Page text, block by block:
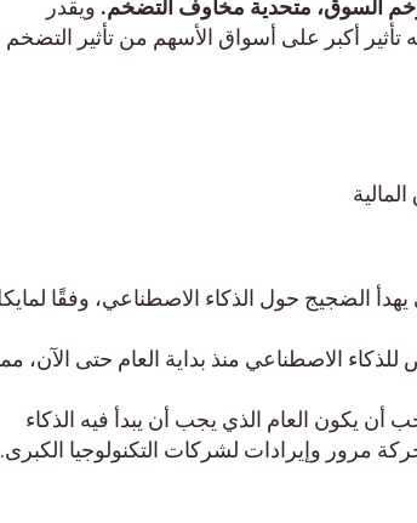
السوق، متحدية مخاوف التضخم.ويقدر
أكبر على أسواق الأسهم من تأثير التضخم
الضجيج حول الذكاء الاصطناعي، وفقًا لمايكل
الاصطناعي منذ بداية العام حتى الآن، مما
الحالية إلى أن عام 2024 يجب أن يكون العام الذي يجب أن يبدأ فيه الذكاء
وإيرادات لشركات التكنولوجيا الكبرى.